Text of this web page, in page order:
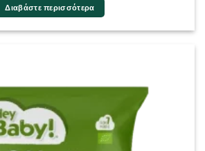
Διαβάστε περισσότερα